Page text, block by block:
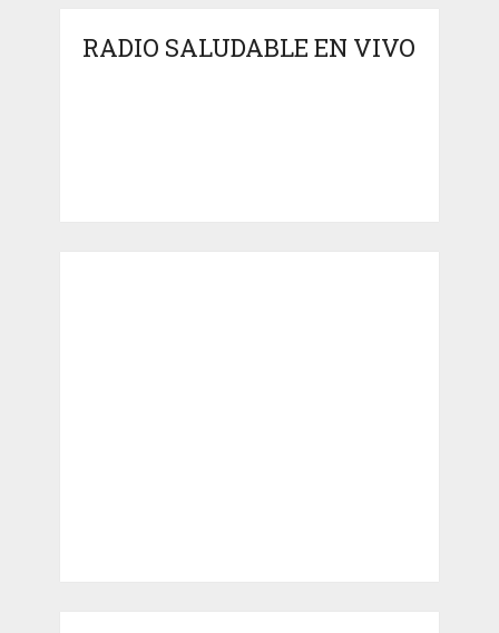
RADIO SALUDABLE EN VIVO